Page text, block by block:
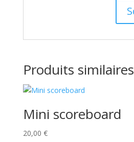
Produits similaires
Mini scoreboard
20,00 €